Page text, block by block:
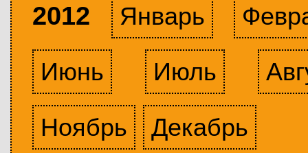
2012 Январь
Июнь
Июль
Ноябрь
Декабрь